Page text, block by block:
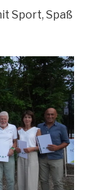
Sport, Spaß